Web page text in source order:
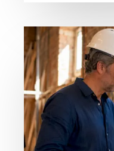
Características
da
fibra
ecológica
para
isolamento
em
2026